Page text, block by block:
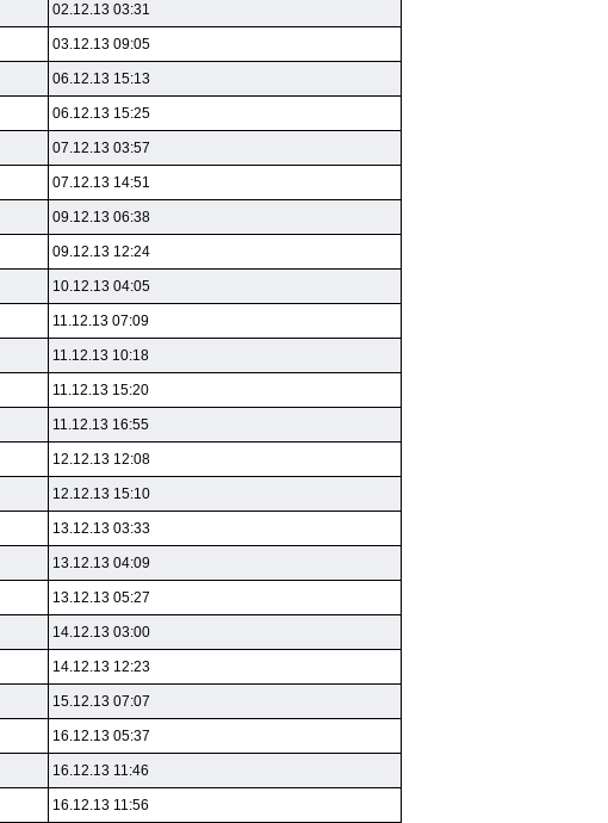
02.12.13 03:31
03.12.13 09:05
06.12.13 15:13
06.12.13 15:25
07.12.13 03:57
07.12.13 14:51
09.12.13 06:38
09.12.13 12:24
10.12.13 04:05
11.12.13 07:09
11.12.13 10:18
11.12.13 15:20
11.12.13 16:55
12.12.13 12:08
12.12.13 15:10
13.12.13 03:33
13.12.13 04:09
13.12.13 05:27
14.12.13 03:00
14.12.13 12:23
15.12.13 07:07
16.12.13 05:37
16.12.13 11:46
16.12.13 11:56